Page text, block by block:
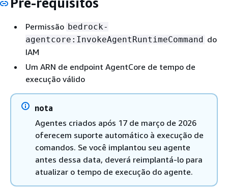
Permissão bedrock-
agentcore:InvokeAgentRuntimeCommand do
IAM
Um ARN de endpoint AgentCore de tempo de
execução válido
nota
Agentes criados após 17 de março de 2026
oferecem suporte automático à execução de
comandos. Se você implantou seu agente
antes dessa data, deverá reimplantá-lo para
atualizar o tempo de execução do agente.